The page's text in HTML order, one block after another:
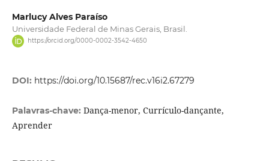
Marlucy Alves Paraíso
Universidade Federal de Minas Gerais, Brasil.
https://orcid.org/0000-0002-3542-4650
DOI: https://doi.org/10.15687/rec.v16i2.67279
Palavras-chave: Dança-menor, Currículo-dançante,
Aprender